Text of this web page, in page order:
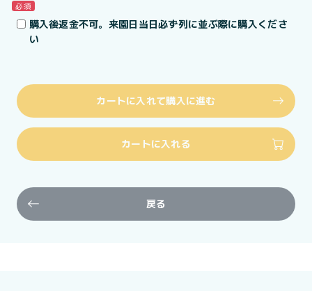
必須
購入後返金不可。来園日当日必ず列に並ぶ際に購入くださ
い
カートに入れて購入に進む
カートに入れる
戻る